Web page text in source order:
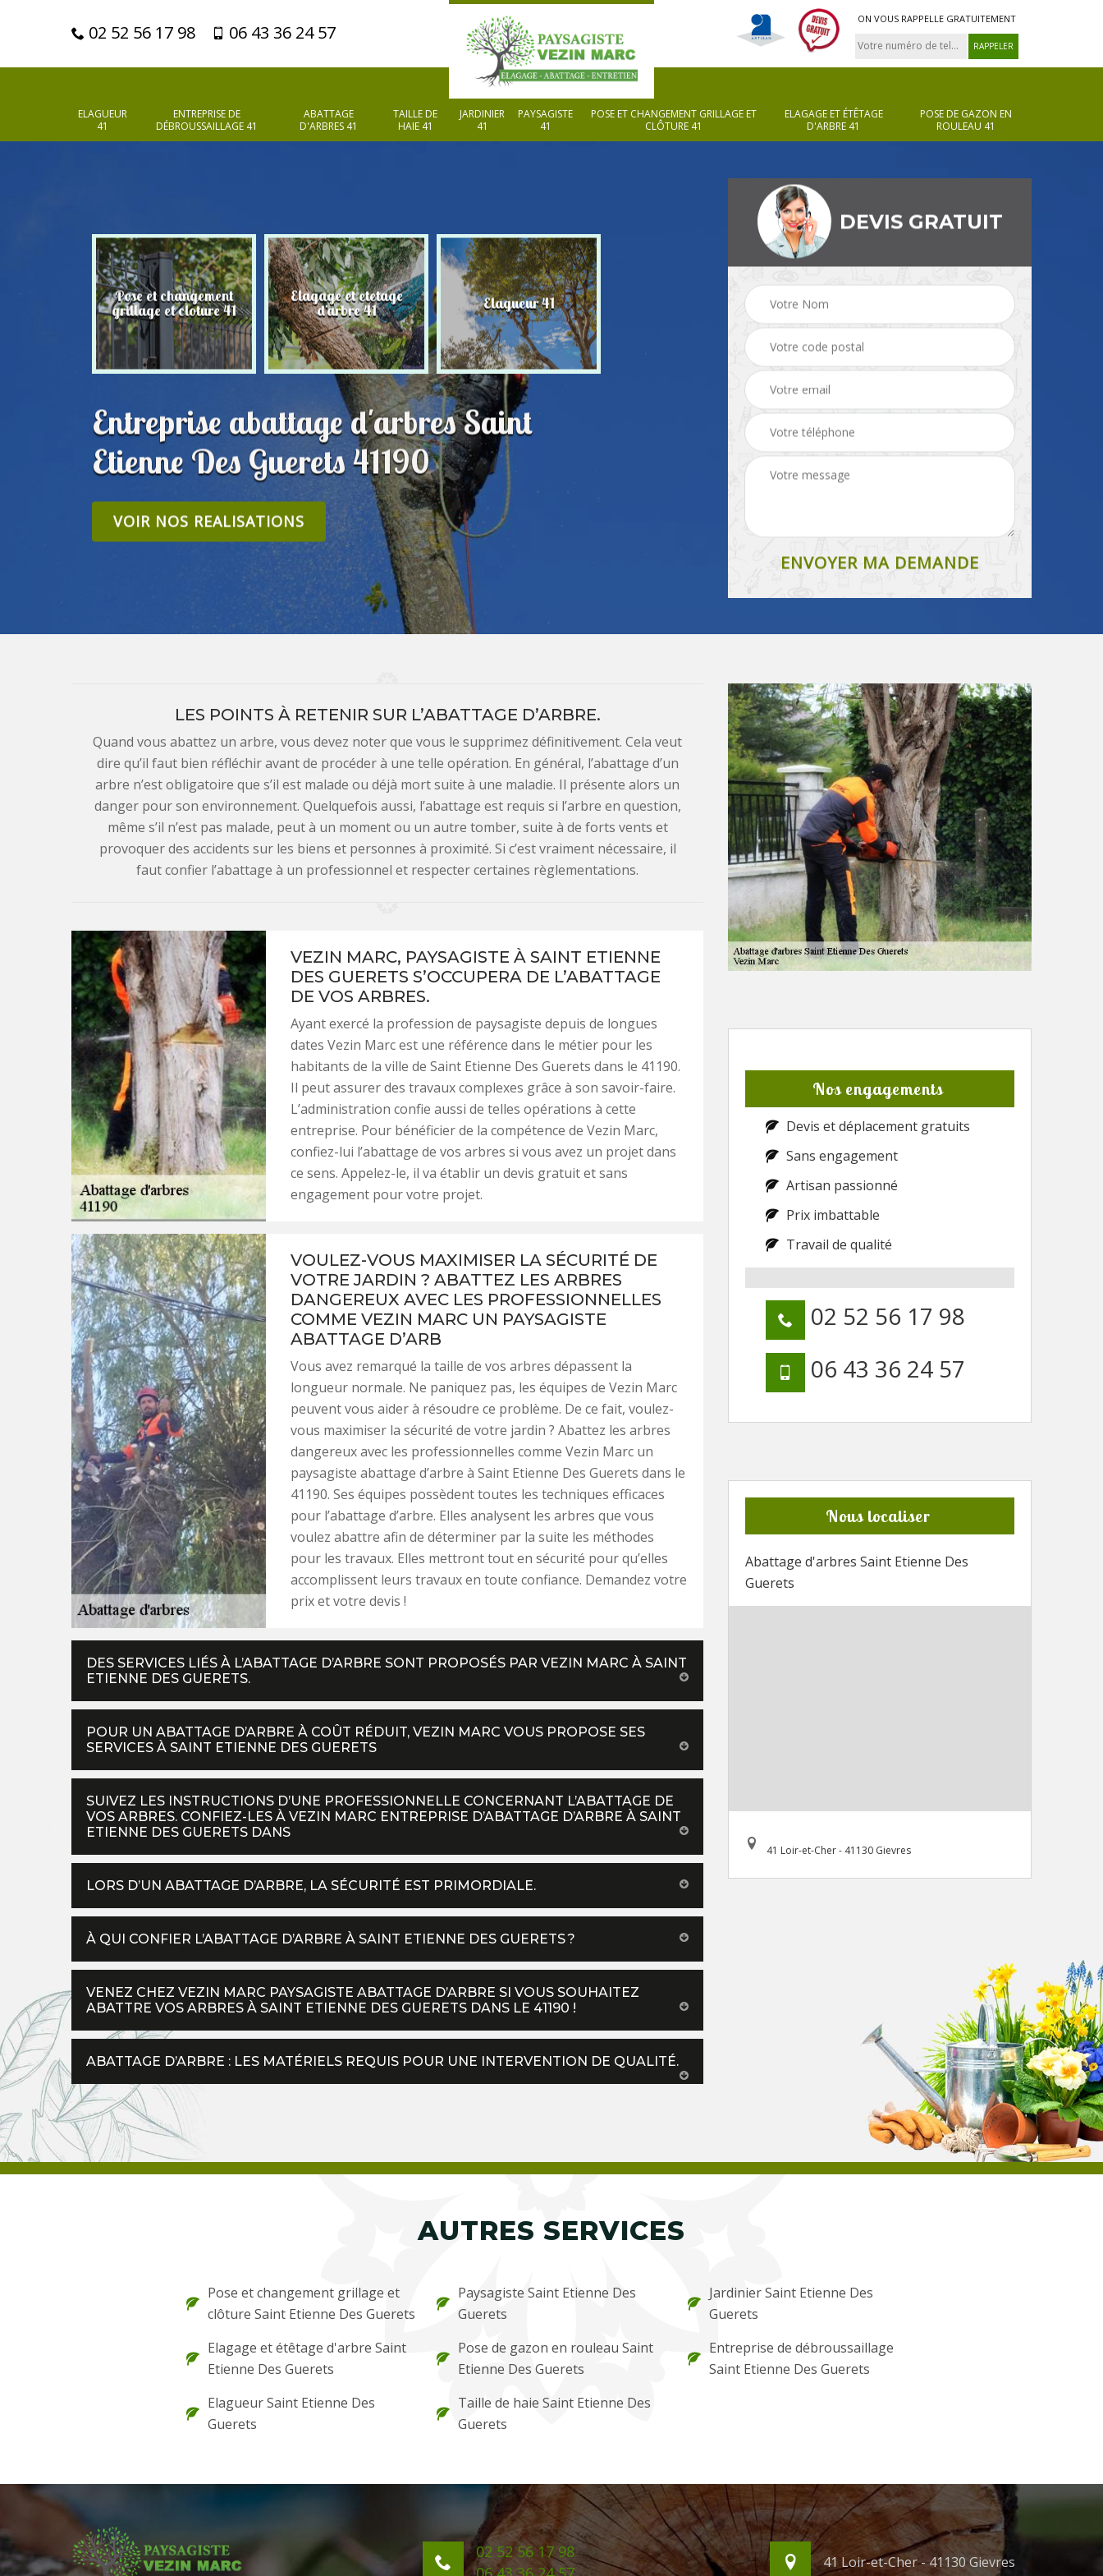
02 52 56 17 98 06 43 36 24 57
ON VOUS RAPPELLE GRATUITEMENT
ELAGUEUR
41
ENTREPRISE DE
DÉBROUSSAILLAGE 41
ABATTAGE
D'ARBRES 41
TAILLE DE
HAIE 41
JARDINIER
41
PAYSAGISTE
41
POSE ET CHANGEMENT GRILLAGE ET
CLÔTURE 41
ELAGAGE ET ÉTÊTAGE
D'ARBRE 41
POSE DE GAZON EN
ROULEAU 41
Pose et changement
grillage et cloture 41
Elagage et etetage
d'arbre 41 Elagueur 41 Taille de haie 41
Entreprise abattage d'arbres Saint
Etienne Des Guerets 41190
VOIR NOS REALISATIONS
DEVIS GRATUIT
LES POINTS À RETENIR SUR L’ABATTAGE D’ARBRE.
Quand vous abattez un arbre, vous devez noter que vous le supprimez définitivement. Cela veut
dire qu’il faut bien réfléchir avant de procéder à une telle opération. En général, l’abattage d’un
arbre n’est obligatoire que s’il est malade ou déjà mort suite à une maladie. Il présente alors un
danger pour son environnement. Quelquefois aussi, l’abattage est requis si l’arbre en question,
même s’il n’est pas malade, peut à un moment ou un autre tomber, suite à de forts vents et
provoquer des accidents sur les biens et personnes à proximité. Si c’est vraiment nécessaire, il
faut confier l’abattage à un professionnel et respecter certaines règlementations.
VEZIN MARC, PAYSAGISTE À SAINT ETIENNE
DES GUERETS S’OCCUPERA DE L’ABATTAGE
DE VOS ARBRES.
Ayant exercé la profession de paysagiste depuis de longues
dates Vezin Marc est une référence dans le métier pour les
habitants de la ville de Saint Etienne Des Guerets dans le 41190.
Il peut assurer des travaux complexes grâce à son savoir-faire.
L’administration confie aussi de telles opérations à cette
entreprise. Pour bénéficier de la compétence de Vezin Marc,
confiez-lui l’abattage de vos arbres si vous avez un projet dans
ce sens. Appelez-le, il va établir un devis gratuit et sans
engagement pour votre projet.
VOULEZ-VOUS MAXIMISER LA SÉCURITÉ DE
VOTRE JARDIN ? ABATTEZ LES ARBRES
DANGEREUX AVEC LES PROFESSIONNELLES
COMME VEZIN MARC UN PAYSAGISTE
ABATTAGE D’ARB
Vous avez remarqué la taille de vos arbres dépassent la
longueur normale. Ne paniquez pas, les équipes de Vezin Marc
peuvent vous aider à résoudre ce problème. De ce fait, voulez-
vous maximiser la sécurité de votre jardin ? Abattez les arbres
dangereux avec les professionnelles comme Vezin Marc un
paysagiste abattage d’arbre à Saint Etienne Des Guerets dans le
41190. Ses équipes possèdent toutes les techniques efficaces
pour l’abattage d’arbre. Elles analysent les arbres que vous
voulez abattre afin de déterminer par la suite les méthodes
pour les travaux. Elles mettront tout en sécurité pour qu’elles
accomplissent leurs travaux en toute confiance. Demandez votre
prix et votre devis !
DES SERVICES LIÉS À L’ABATTAGE D’ARBRE SONT PROPOSÉS PAR VEZIN MARC À SAINT
ETIENNE DES GUERETS.
POUR UN ABATTAGE D’ARBRE À COÛT RÉDUIT, VEZIN MARC VOUS PROPOSE SES
SERVICES À SAINT ETIENNE DES GUERETS
SUIVEZ LES INSTRUCTIONS D’UNE PROFESSIONNELLE CONCERNANT L’ABATTAGE DE
VOS ARBRES. CONFIEZ-LES À VEZIN MARC ENTREPRISE D’ABATTAGE D’ARBRE À SAINT
ETIENNE DES GUERETS DANS
LORS D’UN ABATTAGE D’ARBRE, LA SÉCURITÉ EST PRIMORDIALE.
À QUI CONFIER L’ABATTAGE D’ARBRE À SAINT ETIENNE DES GUERETS ?
VENEZ CHEZ VEZIN MARC PAYSAGISTE ABATTAGE D’ARBRE SI VOUS SOUHAITEZ
ABATTRE VOS ARBRES À SAINT ETIENNE DES GUERETS DANS LE 41190 !
ABATTAGE D’ARBRE : LES MATÉRIELS REQUIS POUR UNE INTERVENTION DE QUALITÉ.
Nos engagements
Devis et déplacement gratuits
Sans engagement
Artisan passionné
Prix imbattable
Travail de qualité
02 52 56 17 98
06 43 36 24 57
Nous localiser
Abattage d'arbres Saint Etienne Des
Guerets
41 Loir-et-Cher - 41130 Gievres
AUTRES SERVICES
Pose et changement grillage et
clôture Saint Etienne Des Guerets
Elagage et étêtage d'arbre Saint
Etienne Des Guerets
Elagueur Saint Etienne Des
Guerets
Paysagiste Saint Etienne Des
Guerets
Pose de gazon en rouleau Saint
Etienne Des Guerets
Taille de haie Saint Etienne Des
Guerets
Jardinier Saint Etienne Des
Guerets
Entreprise de débroussaillage
Saint Etienne Des Guerets
02 52 56 17 98
41 Loir-et-Cher - 41130 Gievres